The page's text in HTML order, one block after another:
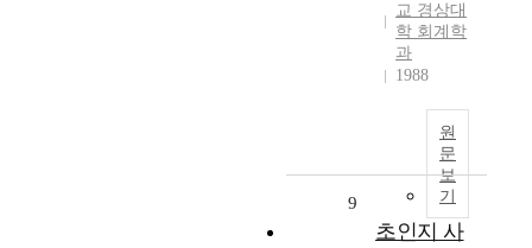
교 경상대
학 회계학
과
1988
원
문
보
기
9
초인지 사